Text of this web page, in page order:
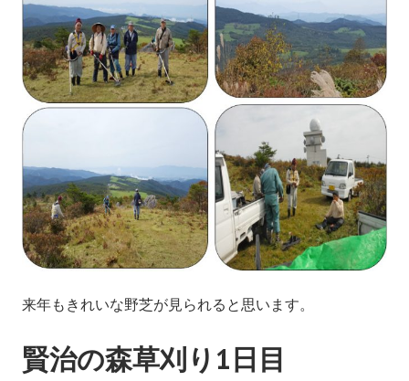
来年もきれいな野芝が見られると思います。
賢治の森草刈り1日目